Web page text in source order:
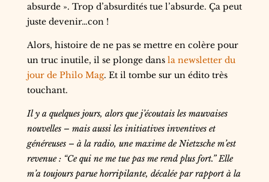
absurde ». Trop d’absurdités tue l’absurde. Ça peut
juste devenir…con !
Alors, histoire de ne pas se mettre en colère pour
un truc inutile, il se plonge dans la newsletter du
jour de Philo Mag. Et il tombe sur un édito très
touchant.
Il y a quelques jours, alors que j’écoutais les mauvaises
nouvelles– mais aussi les initiatives inventives et
généreuses – à la radio, une maxime de Nietzsche m’est
revenue :“Ce qui ne me tue pas me rend plus fort.”Elle
m’a toujours parue horripilante, décalée par rapport à la